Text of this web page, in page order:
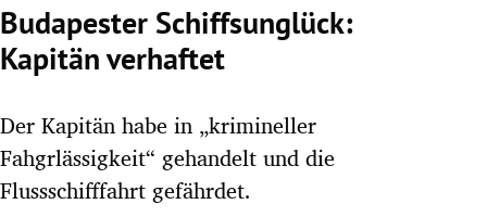
Untermenü
Budapester Schiffsunglück:
Kapitän verhaftet
Der Kapitän habe in „krimineller
Fahgrlässigkeit“ gehandelt und die
Flussschifffahrt gefährdet.